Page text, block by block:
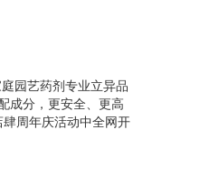
园艺药剂专业立异品
成分，更安全、更高
周年庆活动中全网开